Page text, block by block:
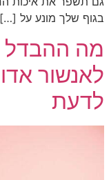
בגוף שלך מונע על […]
מה ההבדל
לאנשור
לדעת